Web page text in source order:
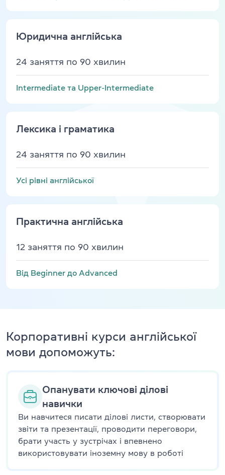
Юридична англійська
24 заняття по 90 хвилин
Intermediate та Upper-Intermediate
Лексика і граматика
24 заняття по 90 хвилин
Усі рівні англійської
Практична англійська
12 заняття по 90 хвилин
Від Beginner до Advanced
Корпоративні курси англійської
мови допоможуть:
Опанувати ключові ділові
навички
Ви навчитеся писати ділові листи, створювати
звіти та презентації, проводити переговори,
брати участь у зустрічах і впевнено
використовувати іноземну мову в роботі